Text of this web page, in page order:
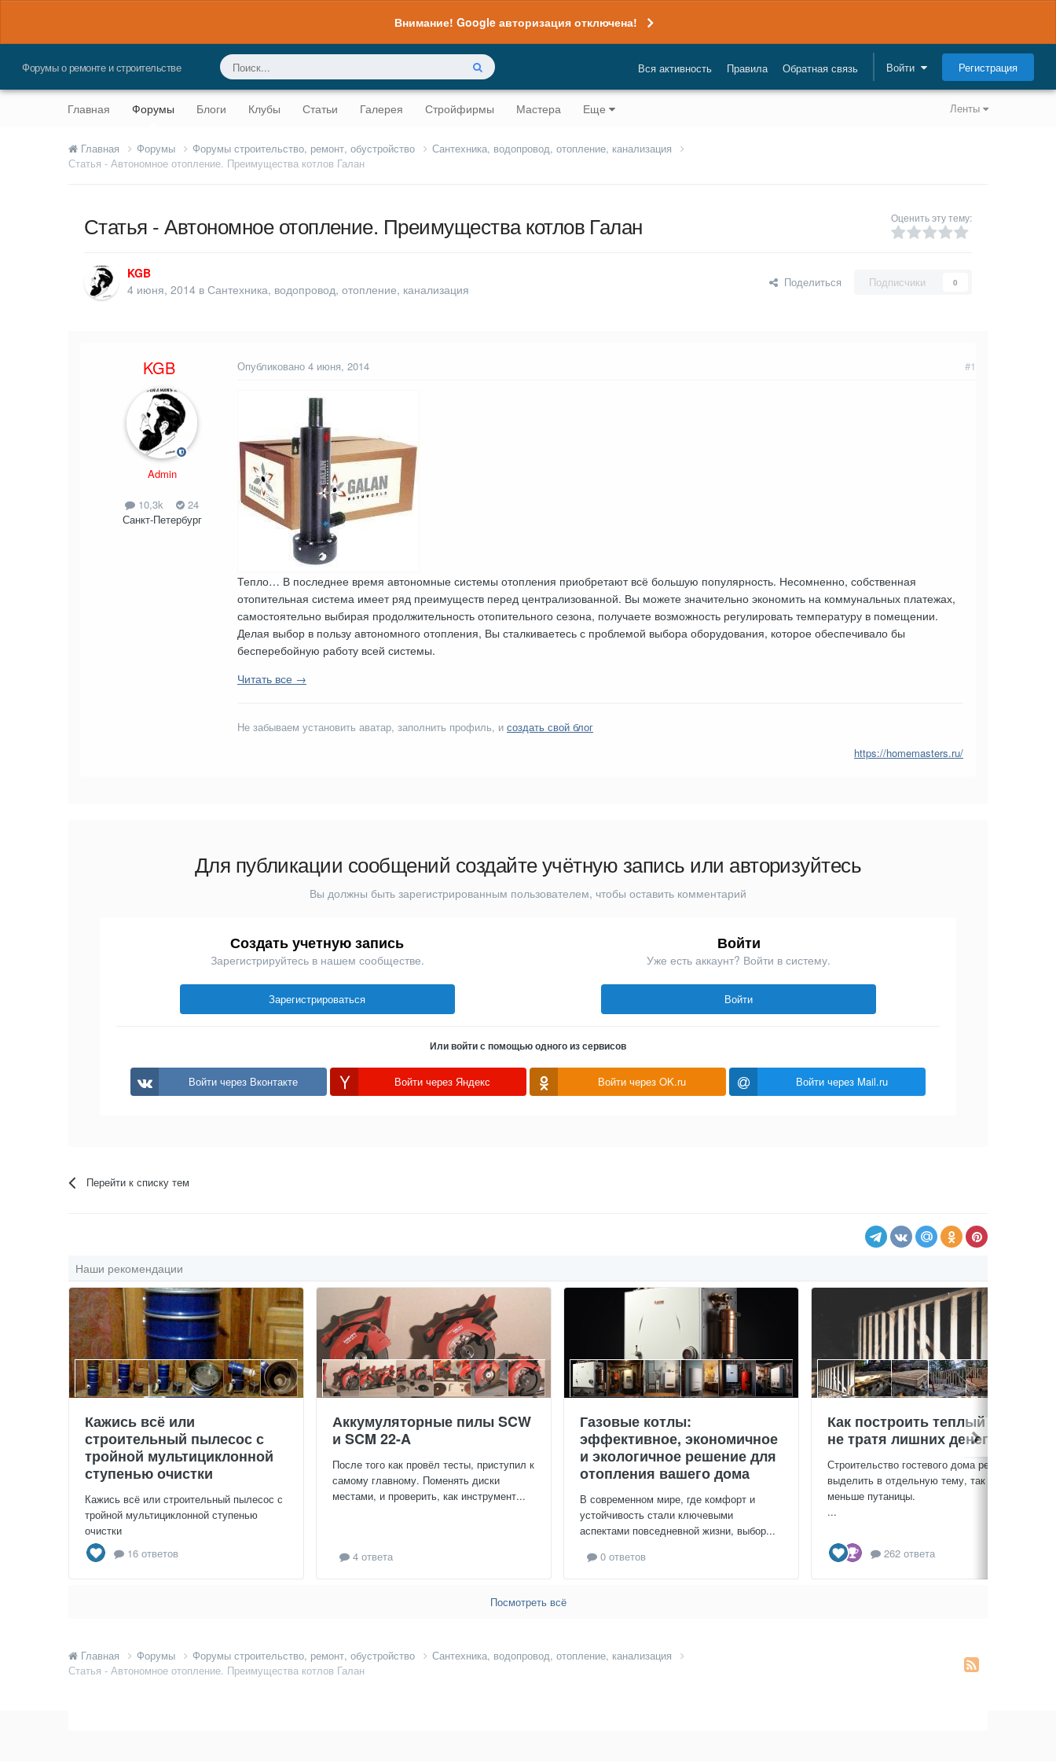
Внимание! Google авторизация отключена!
Форумы о ремонте и строительстве Вся активность Правила Обратная связь Войти Регистрация
Ленты
Главная Форумы Блоги Клубы Статьи Галерея Стройфирмы Мастера Еще
Главная Форумы Форумы строительство, ремонт, обустройство
Сантехника, водопровод, отопление, канализация
Статья - Автономное отопление. Преимущества котлов Галан
Статья - Автономное отопление. Преимущества котлов Галан Оценить эту тему:
KGB
4 июня, 2014 в Сантехника, водопровод, отопление, канализация Поделиться Подписчики 0
KGB
Admin
10,3k
24
Санкт-Петербург
#1
Опубликовано 4 июня, 2014
Тепло… В последнее время автономные системы отопления приобретают всё большую популярность. Несомненно, собственная
отопительная система имеет ряд преимуществ перед централизованной. Вы можете значительно экономить на коммунальных платежах,
самостоятельно выбирая продолжительность отопительного сезона, получаете возможность регулировать температуру в помещении.
Делая выбор в пользу автономного отопления, Вы сталкиваетесь с проблемой выбора оборудования, которое обеспечивало бы
бесперебойную работу всей системы.
Читать все →
Не забываем установить аватар, заполнить профиль, и создать свой блог
https://homemasters.ru/
Для публикации сообщений создайте учётную запись или авторизуйтесь
Вы должны быть зарегистрированным пользователем, чтобы оставить комментарий
Создать учетную запись
Зарегистрируйтесь в нашем сообществе.
Зарегистрироваться
Войти
Уже есть аккаунт? Войти в систему.
Войти
Или войти с помощью одного из сервисов
Войти через Вконтакте Войти через Яндекс Войти через OK.ru Войти через Mail.ru
Перейти к списку тем
Наши рекомендации
Кажись всё или
строительный пылесос с
тройной мультициклонной
ступенью очистки
Кажись всё или строительный пылесос с
тройной мультициклонной ступенью
очистки
16 ответов
Аккумуляторные пилы SCW
и SCM 22-A
После того как провёл тесты, приступил к
самому главному. Поменять диски
местами, и проверить, как инструмент...
4 ответа
Газовые котлы:
эффективное, экономичное
и экологичное решение для
отопления вашего дома
В современном мире, где комфорт и
устойчивость стали ключевыми
аспектами повседневной жизни, выбор...
0 ответов
Как построить теплый дом,
не тратя лишних денег
Строительство гостевого дома решил
выделить в отдельную тему, так будет
меньше путаницы.
...
262 ответа
Посмотреть всё
Главная Форумы Форумы строительство, ремонт, обустройство
Сантехника, водопровод, отопление, канализация
Статья - Автономное отопление. Преимущества котлов Галан